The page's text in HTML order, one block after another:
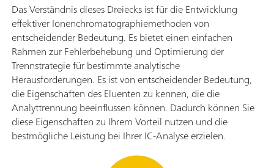
Das Verständnis dieses Dreiecks ist für die Entwicklung
effektiver Ionenchromatographiemethoden von
entscheidender Bedeutung. Es bietet einen einfachen
Rahmen zur Fehlerbehebung und Optimierung der
Trennstrategie für bestimmte analytische
Herausforderungen. Es ist von entscheidender Bedeutung,
die Eigenschaften des Eluenten zu kennen, die die
Analyttrennung beeinflussen können. Dadurch können Sie
diese Eigenschaften zu Ihrem Vorteil nutzen und die
bestmögliche Leistung bei Ihrer IC-Analyse erzielen.